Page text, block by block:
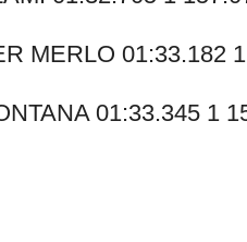
MERLO 01:33.182
01:33.345 1